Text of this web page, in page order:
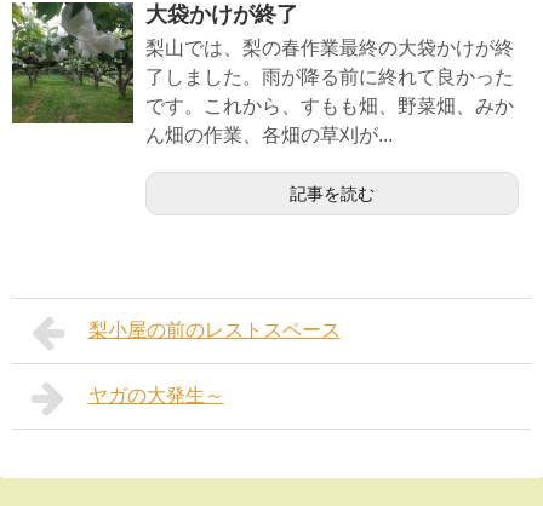
大袋かけが終了
梨山では、梨の春作業最終の大袋かけが終
了しました。雨が降る前に終れて良かった
です。これから、すもも畑、野菜畑、みか
ん畑の作業、各畑の草刈が...
記事を読む
梨小屋の前のレストスペース
ヤガの大発生～